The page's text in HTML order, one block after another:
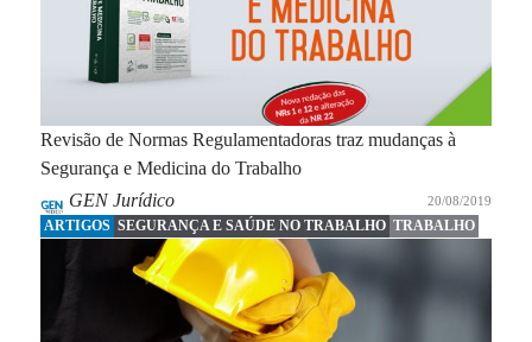
Revisão de Normas Regulamentadoras traz mudanças à
Segurança e Medicina do Trabalho
GEN Jurídico
20/08/2019
ARTIGOS SEGURANÇA E SAÚDE NO TRABALHO TRABALHO